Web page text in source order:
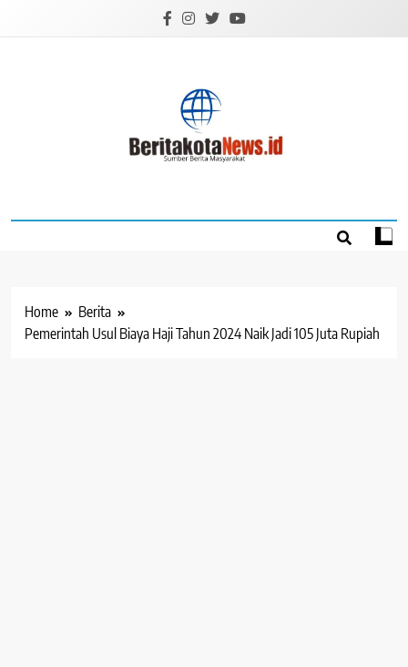
Home
Berita
Pemerintah Usul Biaya Haji Tahun 2024 Naik Jadi 105 Juta Rupiah